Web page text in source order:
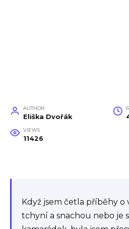
AUTHOR
Eliška Dvořák
VIEWS
11426
Když jsem četla příběhy o
tchyní a snachou nebo je